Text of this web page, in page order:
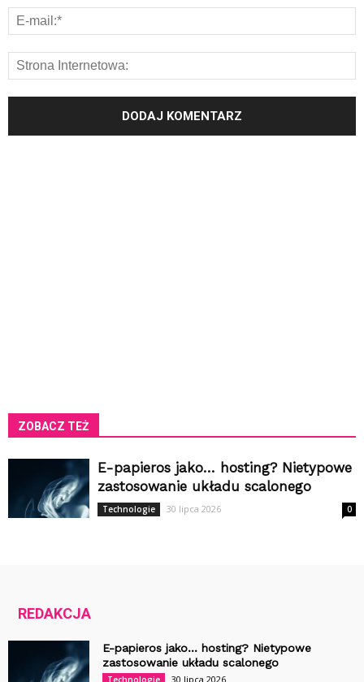
ZOBACZ TEŻ
E-papieros jako… hosting? Nietypowe
zastosowanie układu scalonego
Technologie 30 lipca 2026 0
REDAKCJA
E-papieros jako… hosting? Nietypowe
zastosowanie układu scalonego
30 lipca 2026